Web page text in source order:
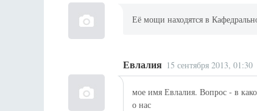
Её мощи находятся в
Евлалия 15 сентября 2013, 01:30
мое имя Евлалия. Вопрос - в
о нас